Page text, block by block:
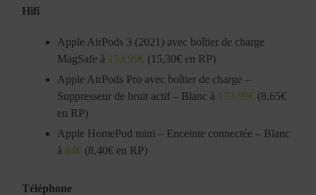
Hifi
Apple AirPods 3 (2021) avec boîtier de charge
MagSafe à 153,99€ (15,30€ en RP)
Apple AirPods Pro avec boîtier de charge –
Suppresseur de bruit actif – Blanc à 173,99€ (8,65€
en RP)
Apple HomePod mini – Enceinte connectée – Blanc
à 84€ (8,40€ en RP)
Téléphone